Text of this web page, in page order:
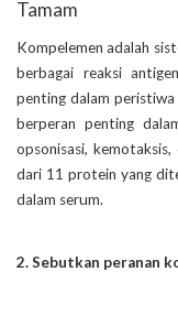
Kompelemen adalah
berbagai reaksi
penting dalam peristiwa
berperan penting
opsonisasi,
dari 11 protein yang
dalam serum.
2. Sebutkan peranan